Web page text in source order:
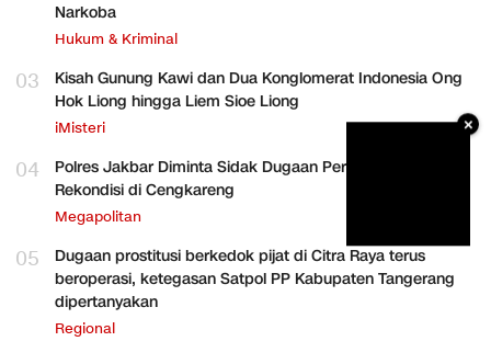
Narkoba
Hukum & Kriminal
03
Kisah Gunung Kawi dan Dua Konglomerat Indonesia Ong
Hok Liong hingga Liem Sioe Liong
iMisteri
04
Polres Jakbar Diminta Sidak Dugaan Perakitan HP
Rekondisi di Cengkareng
Megapolitan
05
Dugaan prostitusi berkedok pijat di Citra Raya terus
beroperasi, ketegasan Satpol PP Kabupaten Tangerang
dipertanyakan
Regional
×